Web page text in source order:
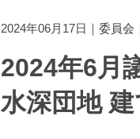
2024年06月17日｜ 委員会
2024年6月
水深団地